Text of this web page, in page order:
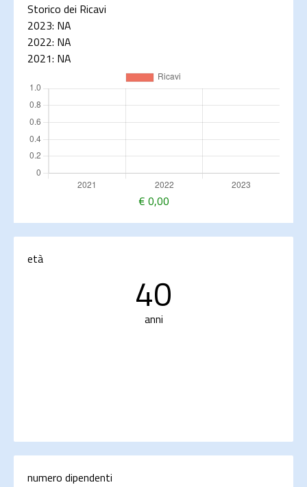
Storico dei Ricavi
2023: NA
2022: NA
2021: NA
€ 0,00
età
40
anni
numero dipendenti